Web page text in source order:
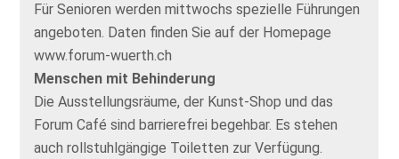
Für Senioren werden mittwochs spezielle Führungen
angeboten. Daten finden Sie auf der Homepage
www.forum-wuerth.ch
Menschen mit Behinderung
Die Ausstellungsräume, der Kunst-Shop und das
Forum Café sind barrierefrei begehbar. Es stehen
auch rollstuhlgängige Toiletten zur Verfügung.